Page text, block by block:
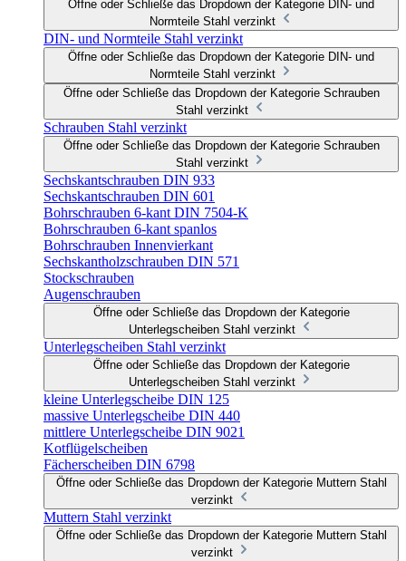
Öffne oder Schließe das Dropdown der Kategorie DIN- und
Normteile Stahl verzinkt
DIN- und Normteile Stahl verzinkt
Öffne oder Schließe das Dropdown der Kategorie DIN- und
Normteile Stahl verzinkt
Öffne oder Schließe das Dropdown der Kategorie Schrauben
Stahl verzinkt
Schrauben Stahl verzinkt
Öffne oder Schließe das Dropdown der Kategorie Schrauben
Stahl verzinkt
Sechskantschrauben DIN 933
Sechskantschrauben DIN 601
Bohrschrauben 6-kant DIN 7504-K
Bohrschrauben 6-kant spanlos
Bohrschrauben Innenvierkant
Sechskantholzschrauben DIN 571
Stockschrauben
Augenschrauben
Öffne oder Schließe das Dropdown der Kategorie
Unterlegscheiben Stahl verzinkt
Unterlegscheiben Stahl verzinkt
Öffne oder Schließe das Dropdown der Kategorie
Unterlegscheiben Stahl verzinkt
kleine Unterlegscheibe DIN 125
massive Unterlegscheibe DIN 440
mittlere Unterlegscheibe DIN 9021
Kotflügelscheiben
Fächerscheiben DIN 6798
Öffne oder Schließe das Dropdown der Kategorie Muttern Stahl
verzinkt
Muttern Stahl verzinkt
Öffne oder Schließe das Dropdown der Kategorie Muttern Stahl
verzinkt